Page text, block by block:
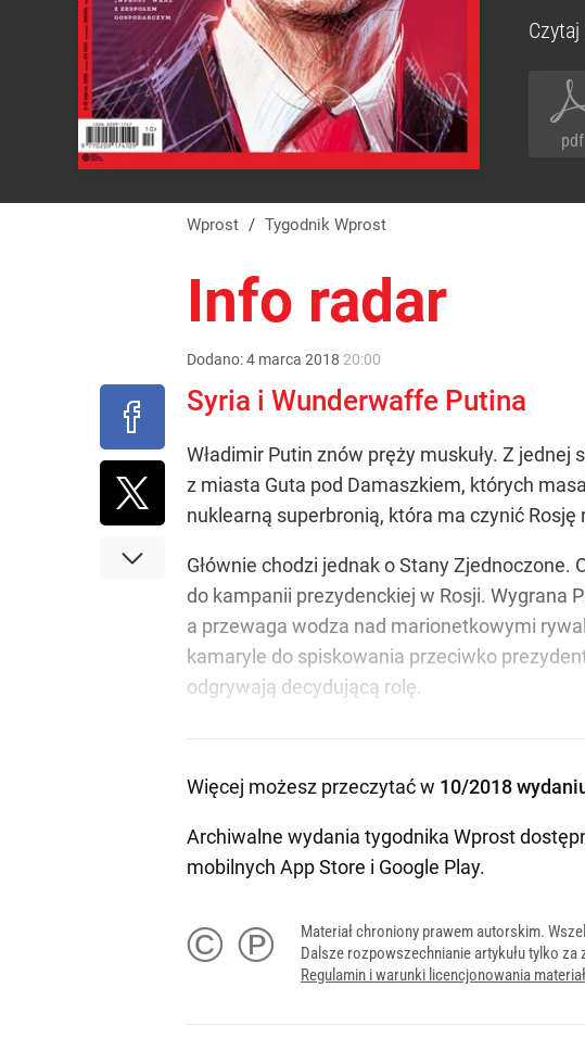
pdf
Wprost / Tygodnik Wprost
Info radar
Dodano:4 marca 2018 20:00
Syria i Wunderwaffe Putina
Władimir Putin znów pręży muskuły. Z
z miasta Guta pod Damaszkiem, których
nuklearną superbronią, która ma czynić
Głównie chodzi jednak o Stany
do kampanii prezydenckiej w Rosji. Wygrana
a przewaga wodza nad marionetkowymi
kamaryle do spiskowania przeciwko
odgrywają decydującą rolę.
Więcej możesz przeczytać w 10/2018
Archiwalne wydania tygodnika Wprost
mobilnych App Store i Google Play.
© ℗
Materiał chroniony prawem autorskim.
Dalsze rozpowszechnianie artykułu tylko
Regulamin i warunki licencjonowania